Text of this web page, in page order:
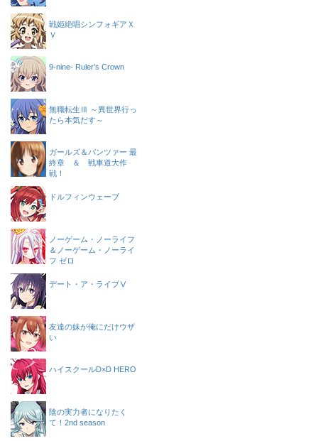
戦姫絶唱シンフォギアＸ
Ｖ
9-nine- Ruler’s Crown
無職転生Ⅲ ～異世界行っ
たら本気だす～
ガールズ＆パンツァー 最
終章 ＆ 戦車道大作
戦！
ドルフィンウェーブ
ノーゲーム・ノーライフ
＆ノーゲーム・ノーライ
フ ゼロ
デート・ア・ライブⅤ
友達の妹が俺にだけウザ
い
ハイスクールD×D HERO
陰の実力者になりたく
て！2nd season